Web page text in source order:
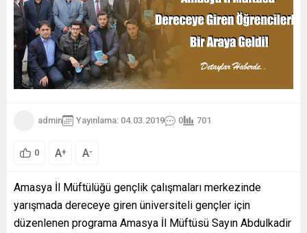
admin Yayınlama: 04.03.2019 0 701
0 A+ A-
Amasya İl Müftülüğü gençlik çalışmaları merkezinde
yarışmada dereceye giren üniversiteli gençler için
düzenlenen programa Amasya İl Müftüsü Sayın Abdulkadir